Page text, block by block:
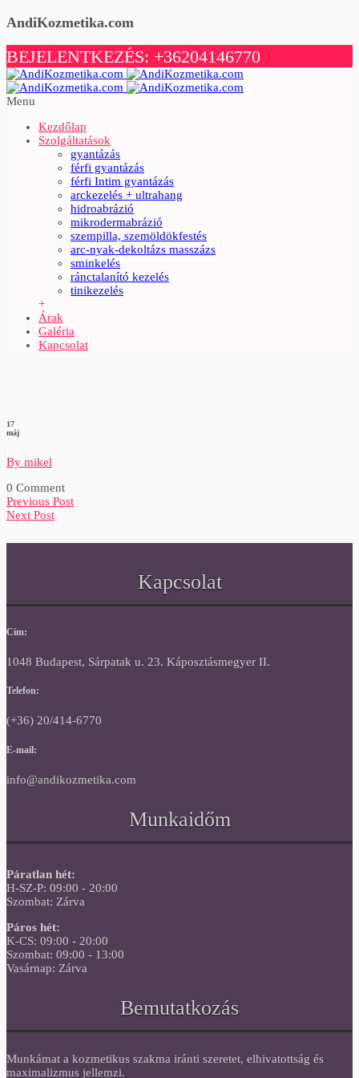
AndiKozmetika.com
BEJELENTKEZÉS: +36204146770
Menu
Kezdőlap
Szolgáltatások
gyantázás
férfi gyantázás
férfi Intim gyantázás
arckezelés + ultrahang
hidroabrázió
mikrodermabrázió
szempilla, szemöldökfestés
arc-nyak-dekoltázs masszázs
sminkelés
ránctalanító kezelés
tinikezelés
+
Árak
Galéria
Kapcsolat
17
máj
By mikel
0 Comment
Previous Post
Next Post
Kapcsolat
Cím:
1048 Budapest, Sárpatak u. 23. Káposztásmegyer II.
Telefon:
(+36) 20/414-6770
E-mail:
info@andikozmetika.com
Munkaidőm
Páratlan hét:
H-SZ-P: 09:00 - 20:00
Szombat: Zárva
Páros hét:
K-CS: 09:00 - 20:00
Szombat: 09:00 - 13:00
Vasárnap: Zárva
Bemutatkozás
Munkámat a kozmetikus szakma iránti szeretet, elhivatottság és
maximalizmus jellemzi.